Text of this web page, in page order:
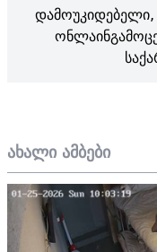
ახალი ამბები